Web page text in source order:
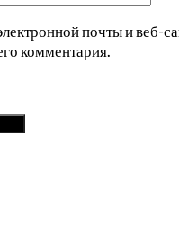
почты и веб-
комментария.